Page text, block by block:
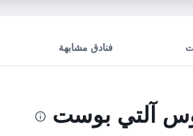
فنادق مشابهة
آلتي بوست